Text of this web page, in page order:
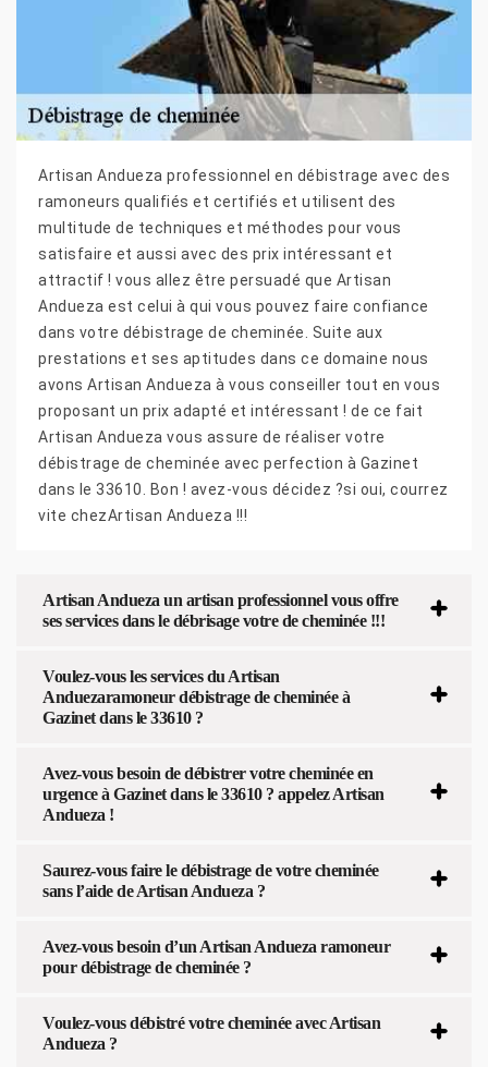
Artisan Andueza professionnel en débistrage avec des
ramoneurs qualifiés et certifiés et utilisent des
multitude de techniques et méthodes pour vous
satisfaire et aussi avec des prix intéressant et
attractif ! vous allez être persuadé que Artisan
Andueza est celui à qui vous pouvez faire confiance
dans votre débistrage de cheminée. Suite aux
prestations et ses aptitudes dans ce domaine nous
avons Artisan Andueza à vous conseiller tout en vous
proposant un prix adapté et intéressant ! de ce fait
Artisan Andueza vous assure de réaliser votre
débistrage de cheminée avec perfection à Gazinet
dans le 33610. Bon ! avez-vous décidez ?si oui, courrez
vite chezArtisan Andueza !!!
Artisan Andueza un artisan professionnel vous offre
ses services dans le débrisage votre de cheminée !!!
Voulez-vous les services du Artisan
Anduezaramoneur débistrage de cheminée à
Gazinet dans le 33610 ?
Avez-vous besoin de débistrer votre cheminée en
urgence à Gazinet dans le 33610 ? appelez Artisan
Andueza !
Saurez-vous faire le débistrage de votre cheminée
sans l’aide de Artisan Andueza ?
Avez-vous besoin d’un Artisan Andueza ramoneur
pour débistrage de cheminée ?
Voulez-vous débistré votre cheminée avec Artisan
Andueza ?